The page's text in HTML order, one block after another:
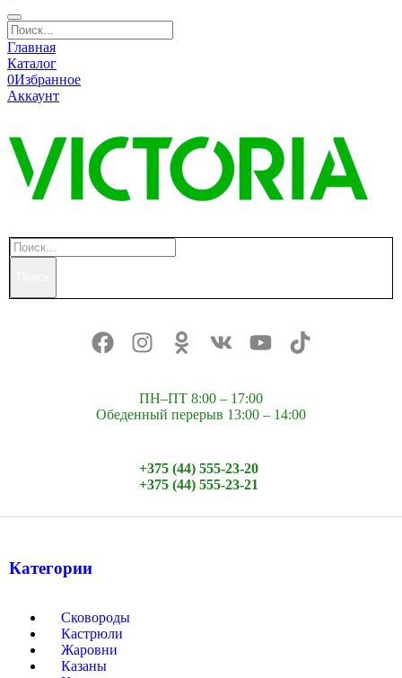
Главная
Каталог
0Избранное
Аккаунт
ПН–ПТ 8:00 – 17:00
Обеденный перерыв 13:00 – 14:00
+375 (44) 555-23-20
+375 (44) 555-23-21
Категории
Сковороды
Кастрюли
Жаровни
Казаны